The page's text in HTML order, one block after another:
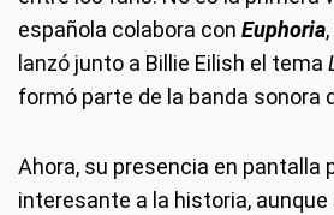
española colabora con Euphoria
lanzó junto a Billie Eilish el tema
formó parte de la banda sonora
Ahora, su presencia en pantalla
interesante a la historia,